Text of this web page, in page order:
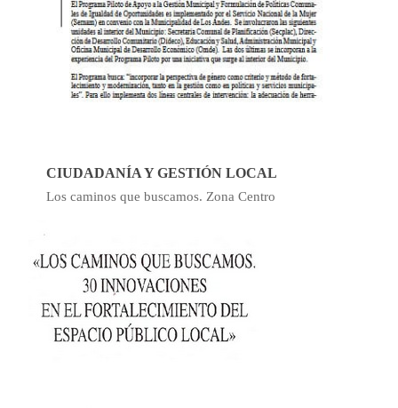
CIUDADANÍA Y GESTIÓN LOCAL
Los caminos que buscamos. Zona Centro